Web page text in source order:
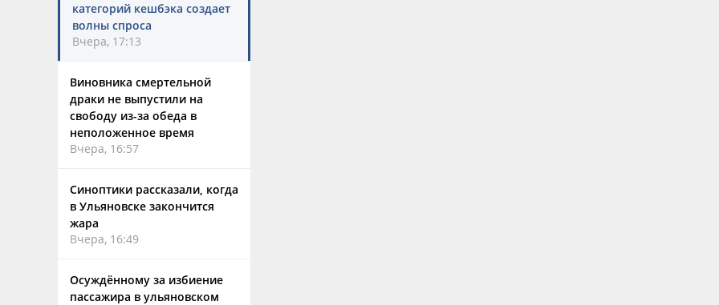
категорий кешбэка создает
волны спроса
Вчера, 17:13
Виновника смертельной
драки не выпустили на
свободу из-за обеда в
неположенное время
Вчера, 16:57
Синоптики рассказали, когда
в Ульяновске закончится
жара
Вчера, 16:49
Осуждённому за избиение
пассажира в ульяновском